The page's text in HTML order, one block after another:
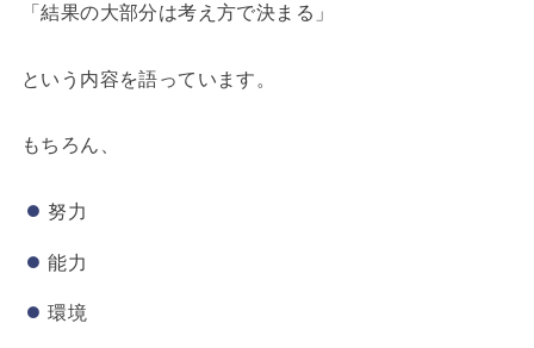
「結果の大部分は考え方で決まる」
という内容を語っています。
もちろん、
努力
能力
環境